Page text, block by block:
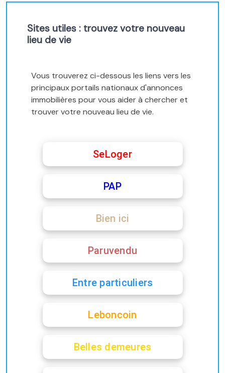
Sites utiles : trouvez votre nouveau
lieu de vie
Vous trouverez ci-dessous les liens vers les
principaux portails nationaux d'annonces
immobilières pour vous aider à chercher et
trouver votre nouveau lieu de vie.
SeLoger
PAP
Bien ici
Paruvendu
Entre particuliers
Leboncoin
Belles demeures